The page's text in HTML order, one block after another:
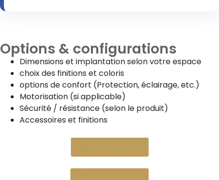
Options & configurations
Dimensions et implantation selon votre espace
choix des finitions et coloris
options de confort (Protection, éclairage, etc.)
Motorisation (si applicable)
Sécurité / résistance (selon le produit)
Accessoires et finitions